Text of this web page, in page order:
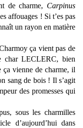
de charme, Carpinus
affouages ! Si t’es pas
un rayon en matière
ça vient pas de
char LECLERC, bien
ça vienne de charme, il
sang de bois ! Il s’agit
des promesses qui
sous les charmilles
d’aujourd’hui dans